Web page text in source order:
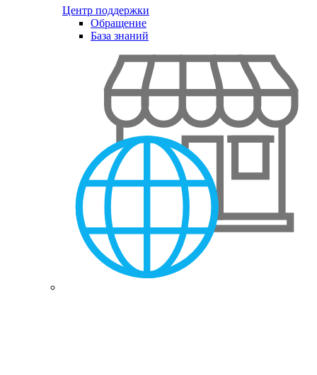
Центр поддержки
Обращение
База знаний